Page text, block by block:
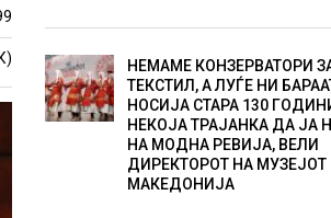
НЕМАМЕ КОНЗЕРВАТОРИ
ТЕКСТИЛ, А ЛУЃЕ НИ
НОСИЈА СТАРА 130
НЕКОЈА ТРАЈАНКА ДА ЈА
НА МОДНА РЕВИЈА, ВЕЛИ
ДИРЕКТОРОТ НА МУЗЕЈОТ
МАКЕДОНИЈА